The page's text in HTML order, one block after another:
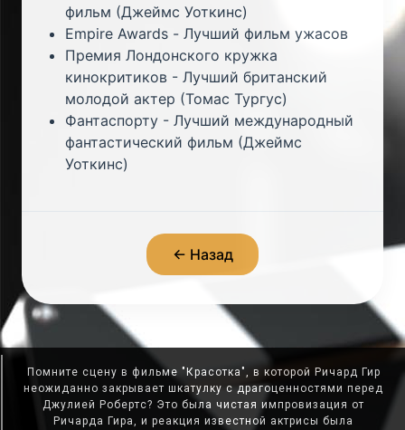
фильм (Джеймс Уоткинс)
Empire Awards - Лучший фильм ужасов
Премия Лондонского кружка
кинокритиков - Лучший британский
молодой актер (Томас Тургус)
Фантаспорту - Лучший международный
фантастический фильм (Джеймс
Уоткинс)
← Назад
Помните сцену в фильме "Красотка", в которой Ричард Гир
неожиданно закрывает шкатулку с драгоценностями перед
Джулией Робертс? Это была чистая импровизация от
Ричарда Гира, и реакция известной актрисы была